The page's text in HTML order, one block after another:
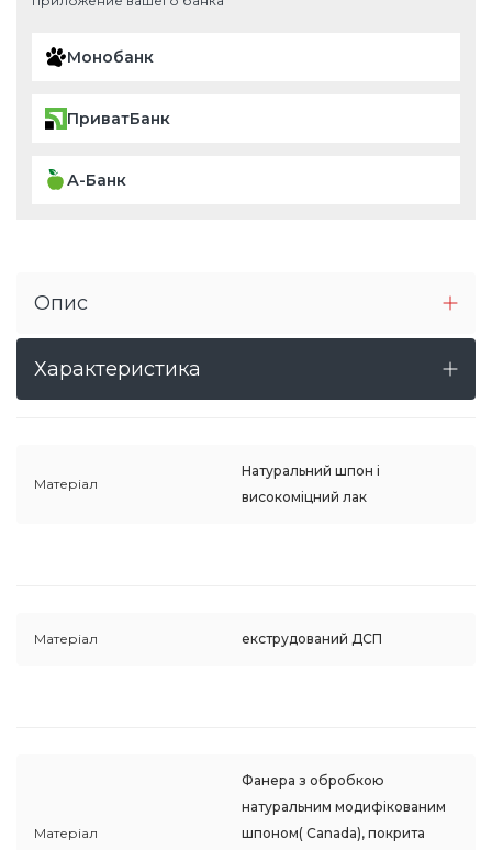
Монобанк
ПриватБанк
А-Банк
Опис
Характеристика
Матеріал
Натуральний шпон і
високоміцний лак
Матеріал екструдований ДСП
Матеріал
Фанера з обробкою
натуральним модифікованим
шпоном( Canada), покрита